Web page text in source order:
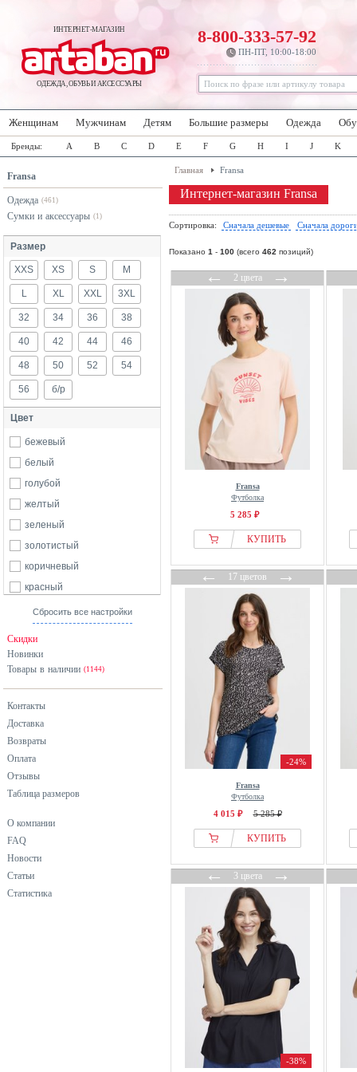
ИНТЕРНЕТ-МАГАЗИН
ОДЕЖДА, ОБУВЬ И АКСЕССУАРЫ
8-800-333-57-92
ПН-ПТ, 10:00-18:00
Женщинам Мужчинам Детям Большие размеры Одежда
Бренды: A B C D E F G H I J K
Fransa
Одежда (461)
Сумки и аксессуары (1)
Размер
XXS XS S M
L XL XXL 3XL
32 34 36 38
40 42 44 46
48 50 52 54
56 б/р
Цвет
бежевый
белый
голубой
желтый
зеленый
золотистый
коричневый
красный
оранжевый
серый
синий
фиолетовый
Сбросить все настройки
Скидки
Новинки
Товары в наличии (1144)
Контакты
Доставка
Возвраты
Оплата
Отзывы
Таблица размеров
О компании
FAQ
Новости
Статьи
Статистика
Главная Fransa
Интернет-магазин Fransa
Сортировка: Сначала дешевые Сначала
Показано 1 - 100 (всего 462 позиций)
←2 цвета→
Fransa
Футболка
5 285 ₽
КУПИТЬ
←17 цветов→
-24%
Fransa
Футболка
4 015 ₽ 5 285 ₽
КУПИТЬ
←3 цвета→
-38%